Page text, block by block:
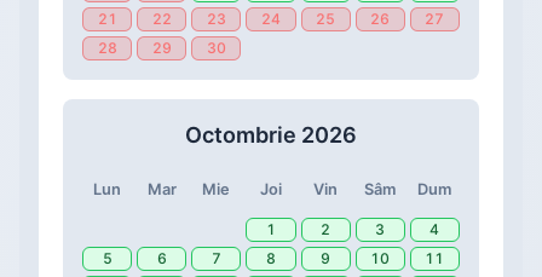
21
22 23 24 25 26
27
28
29 30
Octombrie 2026
Lun Mar Mie Joi Vin Sâm Dum
1 2 3
4
5
6 7 8 9 10
11